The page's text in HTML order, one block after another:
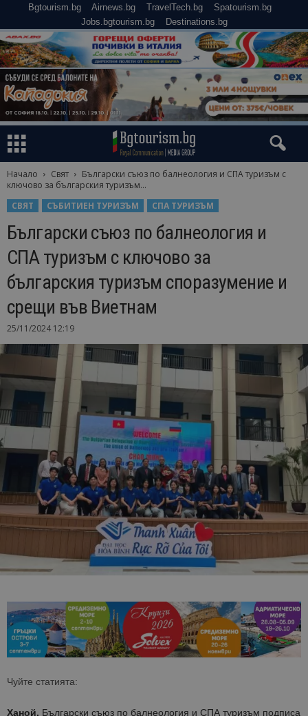
Bgtourism.bg Airnews.bg TravelTech.bg
Spatourism.bg
Jobs.bgtourism.bg
Destinations.bg
Начало Свят
Български съюз по балнеология и СПА туризъм с
ключово за българския туризъм...
СВЯТ
СЪБИТИЕН ТУРИЗЪМ СПА ТУРИЗЪМ
Български съюз по балнеология и
СПА туризъм с ключово за
българския туризъм споразумение и
срещи във Виетнам
25/11/2024 12:19
Чуйте статията:
Ханой. Български съюз по балнеология и СПА туризъм подписа